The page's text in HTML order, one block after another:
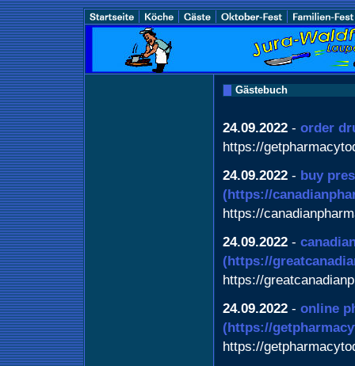
Gästebuch
24.09.2022 - order
https://
24.09.2022 - buy
(https://
https://
24.09.2022 -
(https://
https://
24.09.2022 - online
(https://
https://